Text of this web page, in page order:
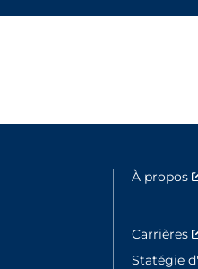
À propos
Carrières
Statégie